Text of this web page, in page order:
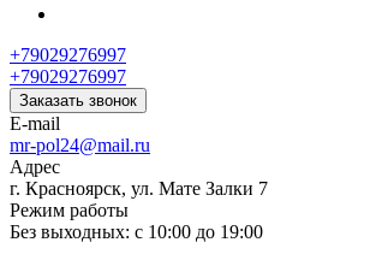
+79029276997
+79029276997
Заказать звонок
E-mail
mr-pol24@mail.ru
Адрес
г. Красноярск, ул. Мате Залки 7
Режим работы
Без выходных: с 10:00 до 19:00